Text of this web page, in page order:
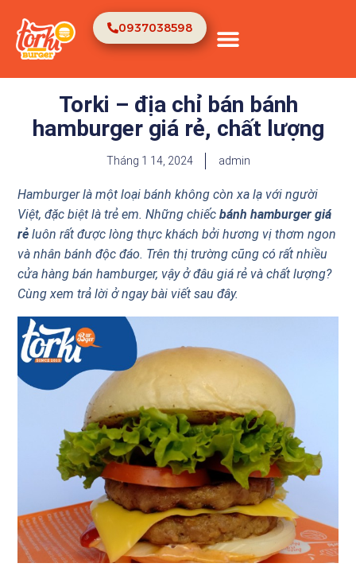
0937038598
Torki – địa chỉ bán bánh
hamburger giá rẻ, chất lượng
Tháng 1 14, 2024 admin
Hamburger là một loại bánh không còn xa lạ với người
Việt, đặc biệt là trẻ em. Những chiếcbánh hamburger giá
rẻluôn rất được lòng thực khách bởi hương vị thơm ngon
và nhân bánh độc đáo. Trên thị trường cũng có rất nhiều
cửa hàng bán hamburger, vậy ở đâu giá rẻ và chất lượng?
Cùng xem trả lời ở ngay bài viết sau đây.